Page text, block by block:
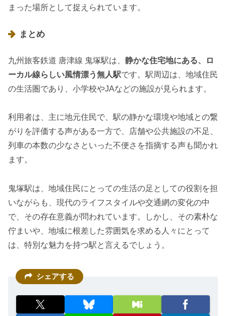
まった場所として捉えられています。
まとめ
九州旅客鉄道 唐津線 鬼塚駅は、 静かな住宅地にある、ロ
ーカル線らしい風情漂う無人駅です。駅周辺は、地域住民
の生活圏であり、小学校やJAなどの施設が見られます。
利用者は、主に地元住民で、駅の静かな環境や地域との繋
がりを評価する声がある一方で、店舗や公共施設の不足、
列車の本数の少なさといった不便さを指摘する声も聞かれ
ます。
鬼塚駅は、地域住民にとっての生活の足としての役割を担
いながらも、現代のライフスタイルや交通網の変化の中
で、その存在意義が問われています。しかし、その素朴な
佇まいや、地域に根差した雰囲気を求める人々にとって
は、特別な魅力を持つ駅と言えるでしょう。
シェアする